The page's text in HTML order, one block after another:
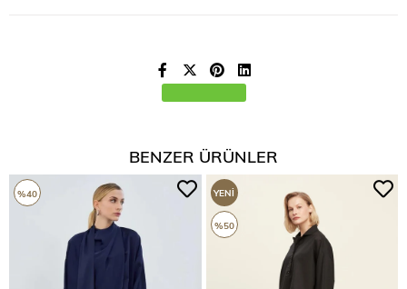
BENZER ÜRÜNLER
%40 YENI
ÜRÜN
%50